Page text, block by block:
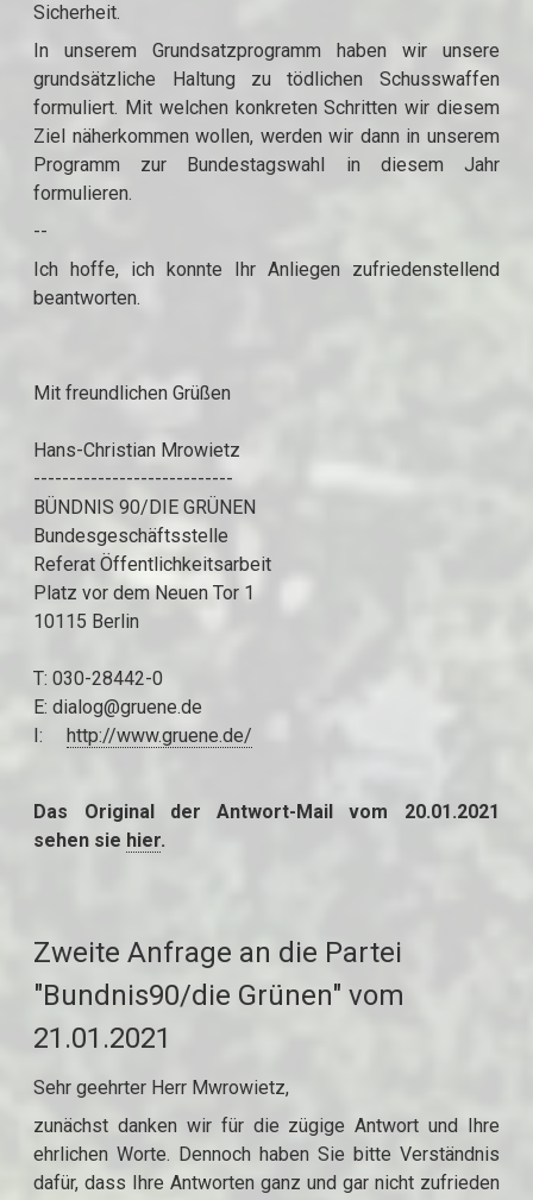
Sicherheit.
In unserem Grundsatzprogramm haben wir unsere
grundsätzliche Haltung zu tödlichen Schusswaffen
formuliert. Mit welchen konkreten Schritten wir diesem
Ziel näherkommen wollen, werden wir dann in unserem
Programm zur Bundestagswahl in diesem Jahr
formulieren.
--
Ich hoffe, ich konnte Ihr Anliegen zufriedenstellend
beantworten.
Mit freundlichen Grüßen
Hans-Christian Mrowietz
----------------------------
BÜNDNIS 90/DIE GRÜNEN
Bundesgeschäftsstelle
Referat Öffentlichkeitsarbeit
Platz vor dem Neuen Tor 1
10115 Berlin
T: 030-28442-0
E: dialog@gruene.de
I:http://www.gruene.de/
Das Original der Antwort-Mail vom 20.01.2021
sehen sie hier.
Zweite Anfrage an die Partei
"Bundnis90/die Grünen" vom
21.01.2021
Sehr geehrter Herr Mwrowietz,
zunächst danken wir für die zügige Antwort und Ihre
ehrlichen Worte. Dennoch haben Sie bitte Verständnis
dafür, dass Ihre Antworten ganz und gar nicht zufrieden